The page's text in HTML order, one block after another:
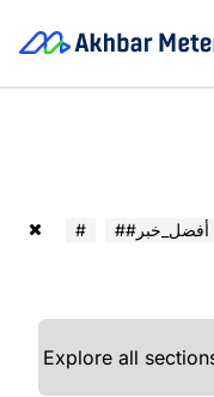
# ##أفضل_خبر